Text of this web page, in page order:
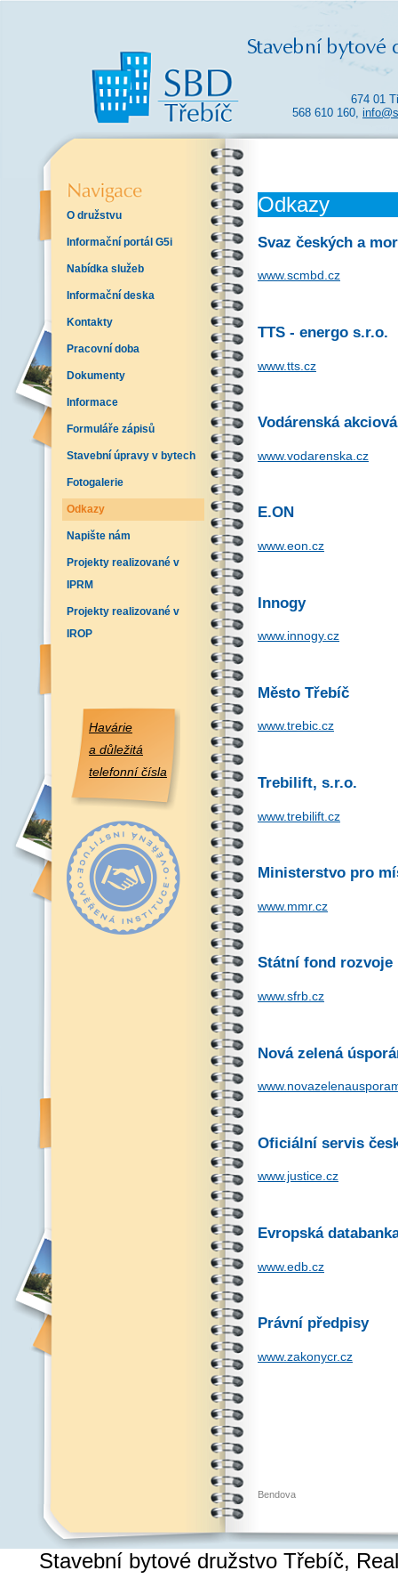
674 01
568 610 160,
O družstvu
Informační portál G5i
Nabídka služeb
Informační deska
Kontakty
Pracovní doba
Dokumenty
Informace
Formuláře zápisů
Stavební úpravy v bytech
Fotogalerie
Odkazy
Napište nám
Projekty realizované v
IPRM
Projekty realizované v
IROP
Havárie
a důležitá
telefonní čísla
Odkazy
Svaz českých a
www.scmbd.cz
TTS - energo s.r.o.
www.tts.cz
Vodárenská
www.vodarenska.cz
E.ON
www.eon.cz
Innogy
www.innogy.cz
Město Třebíč
www.trebic.cz
Trebilift, s.r.o.
www.trebilift.cz
Ministerstvo pro
www.mmr.cz
Státní fond rozvoje
www.sfrb.cz
Nová zelená
Oficiální servis
www.justice.cz
Evropská
www.edb.cz
Právní předpisy
www.zakonycr.cz
Bendova
Stavební bytové družstvo Třebíč,